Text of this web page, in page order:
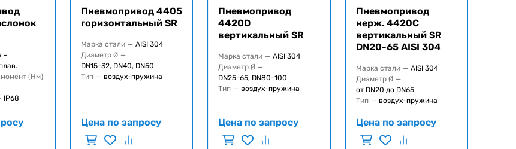
-
(Нм)
IP68
Пневмопривод 4405
горизонтальный SR
Марка стали — AISI 304
Диаметр Ø —
DN15-32, DN40, DN50
Тип — воздух-пружина
Цена по запросу
Пневмопривод
4420D
вертикальный SR
Марка стали — AISI 304
Диаметр Ø —
DN25-65, DN80-100
Тип — воздух-пружина
Цена по запросу
Пневмопривод
нерж. 4420C
вертикальный SR
DN20-65 AISI 304
Марка стали — AISI 304
Диаметр Ø —
от DN20 до DN65
Тип — воздух-пружина
Цена по запросу